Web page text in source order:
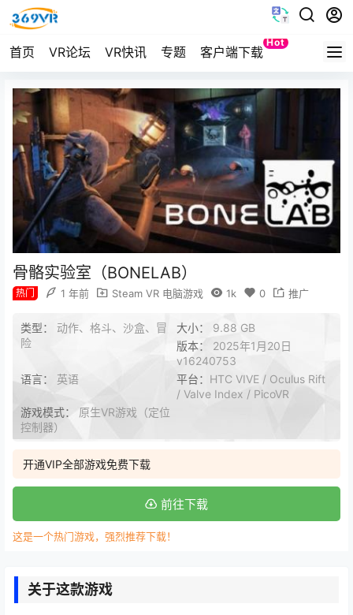
首页 VR论坛 VR快讯 专题 客户端下载
Hot
Quest
骨骼实验室（BONELAB）
热门 1 年前 Steam VR 电脑游戏 1k 0 推广
类型： 动作、格斗、沙盒、冒
险
大小： 9.88 GB
版本： 2025年1月20日
v16240753
语言： 英语 平台： HTC VIVE / Oculus Rift
/ Valve Index / PicoVR
游戏模式： 原生VR游戏（定位
控制器）
开通VIP全部游戏免费下载
前往下载
这是一个热门游戏，强烈推荐下载！
关于这款游戏